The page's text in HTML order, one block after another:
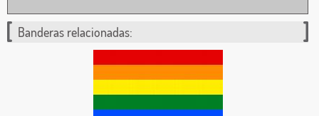
Banderas relacionadas: